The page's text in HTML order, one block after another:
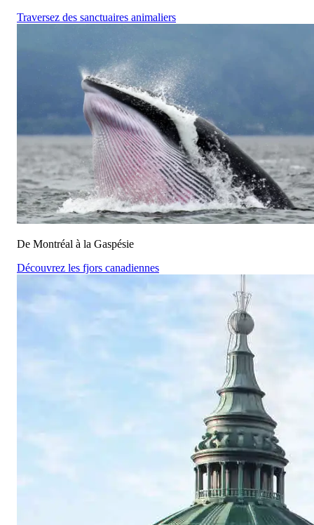
Traversez des sanctuaires animaliers
De Montréal à la Gaspésie
Découvrez les fjors canadiennes